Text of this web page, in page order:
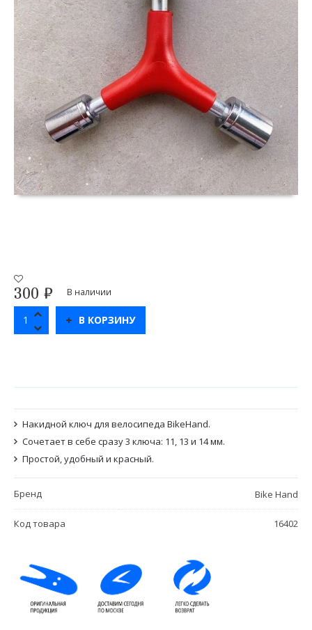
300 ₽ В наличии
В КОРЗИНУ
Накидной ключ для велосипеда BikeHand.
Сочетает в себе сразу 3 ключа: 11, 13 и 14 мм.
Простой, удобный и красный.
Бренд Bike Hand
Код товара 16402